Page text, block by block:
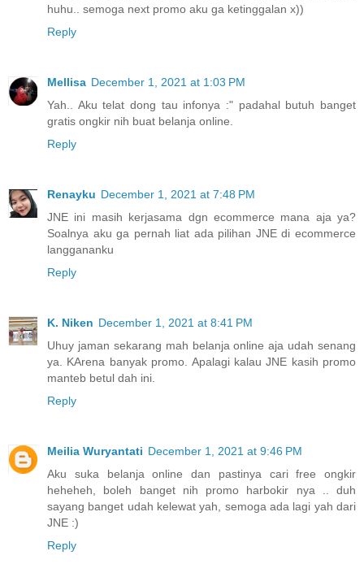
huhu.. semoga next promo aku ga ketinggalan x))
Reply
Mellisa December 1, 2021 at 1:03 PM
Yah.. Aku telat dong tau infonya :" padahal butuh banget
gratis ongkir nih buat belanja online.
Reply
Renayku December 1, 2021 at 7:48 PM
JNE ini masih kerjasama dgn ecommerce mana aja ya?
Soalnya aku ga pernah liat ada pilihan JNE di ecommerce
langgananku
Reply
K. Niken December 1, 2021 at 8:41 PM
Uhuy jaman sekarang mah belanja online aja udah senang
ya. KArena banyak promo. Apalagi kalau JNE kasih promo
manteb betul dah ini.
Reply
Meilia Wuryantati December 1, 2021 at 9:46 PM
Aku suka belanja online dan pastinya cari free ongkir
heheheh, boleh banget nih promo harbokir nya .. duh
sayang banget udah kelewat yah, semoga ada lagi yah dari
JNE :)
Reply